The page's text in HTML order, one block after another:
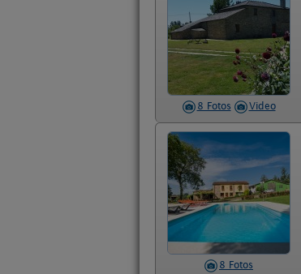
8 Fotos Video
8 Fotos